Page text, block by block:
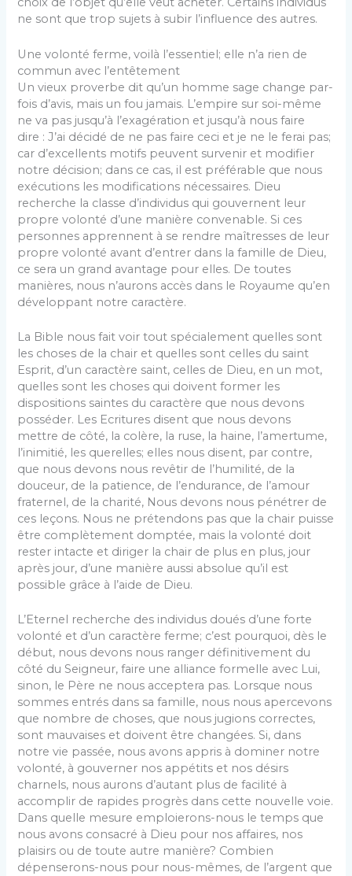
ne sont que trop sujets à subir l’influence des autres.
Une volonté ferme, voilà l’essentiel; elle n’a rien de
commun avec l’entêtement
Un vieux proverbe dit qu’un homme sage change par­
fois d’avis, mais un fou jamais. L’empire sur soi-même
ne va pas jusqu’à l’exagération et jusqu’à nous faire
dire : J’ai décidé de ne pas faire ceci et je ne le ferai pas;
car d’excellents motifs peuvent survenir et modifier
notre décision; dans ce cas, il est préférable que nous
exécutions les modifications nécessaires. Dieu
recherche la classe d’individus qui gouvernent leur
propre volonté d’une manière convenable. Si ces
personnes apprennent à se rendre maîtresses de leur
propre volonté avant d’entrer dans la famille de Dieu,
ce sera un grand avan­tage pour elles. De toutes
manières, nous n’aurons accès dans le Royaume qu’en
développant notre caractère.
La Bible nous fait voir tout spécialement quelles sont
les choses de la chair et quelles sont celles du saint
Esprit, d’un caractère saint, celles de Dieu, en un mot,
quelles sont les choses qui doivent former les
dispositions saintes du caractère que nous devons
posséder. Les Ecritures disent que nous devons
mettre de côté, la colère, la ruse, la haine, l’amertume,
l’inimitié, les querelles; elles nous disent, par contre,
que nous devons nous revêtir de l’humilité, de la
douceur, de la patience, de l’endurance, de l’amour
fraternel, de la charité, Nous devons nous pénétrer de
ces leçons. Nous ne prétendons pas que la chair puisse
être complètement domptée, mais la volonté doit
rester intacte et diriger la chair de plus en plus, jour
après jour, d’une manière aussi absolue qu’il est
possible grâce à l’aide de Dieu.
L’Eternel recherche des individus doués d’une forte
volonté et d’un caractère ferme; c’est pourquoi, dès le
début, nous devons nous ranger définitivement du
côté du Seigneur, faire une alliance formelle avec Lui,
sinon, le Père ne nous acceptera pas. Lorsque nous
sommes entrés dans sa famille, nous nous apercevons
que nombre de choses, que nous jugions correctes,
sont mauvaises et doivent être changées. Si, dans
notre vie passée, nous avons appris à dominer notre
volonté, à gouverner nos appétits et nos désirs
charnels, nous aurons d’autant plus de facilité à
accomplir de rapides progrès dans cette nouvelle voie.
Dans quelle mesure emploierons-nous le temps que
nous avons consacré à Dieu pour nos affaires, nos
plaisirs ou de toute autre manière? Combien
dépenserons-nous pour nous-mêmes, de l’argent que